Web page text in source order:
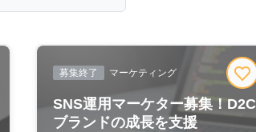
募集終了 マーケティング
SNS運用マーケター募集！D2C
ブランドの成長を支援